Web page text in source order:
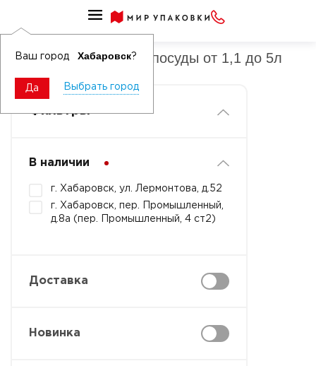
Ваш город Хабаровск?
Да Выбрать город
Средства для мытья посуды от 1,1 до 5л
Фильтры
В наличии
г. Хабаровск, ул. Лермонтова, д.52
г. Хабаровск, пер. Промышленный,
д.8а (пер. Промышленный, 4 ст2)
Доставка
Новинка